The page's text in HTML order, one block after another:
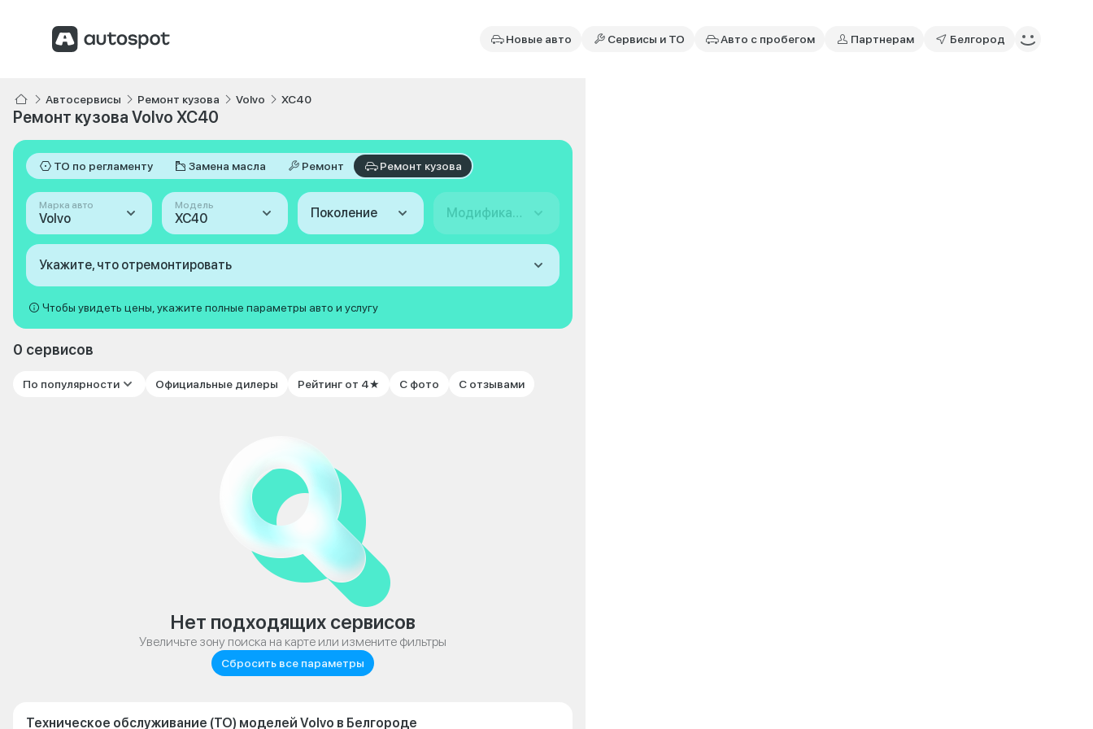
Новые авто Сервисы и ТО Авто с пробегом Партнерам Белгород
Автосервисы Ремонт кузова Volvo XC40
Ремонт кузова Volvo XC40
ТО по регламенту Замена масла Ремонт Ремонт кузова
Марка авто
Volvo
Модель
XC40 Поколение Модификация
Укажите, что отремонтировать
Чтобы увидеть цены, укажите полные параметры авто и услугу
0 сервисов
По популярности Официальные дилеры Рейтинг от 4★ С фото С отзывами
Нет подходящих сервисов
Увеличьте зону поиска на карте или измените фильтры
Сбросить все параметры
Техническое обслуживание (ТО) моделей Volvo в Белгороде